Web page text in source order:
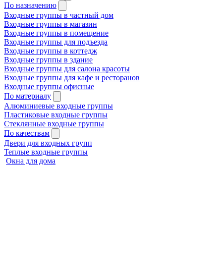
По назначению
Входные группы в частный дом
Входные группы в магазин
Входные группы в помещение
Входные группы для подъезда
Входные группы в коттедж
Входные группы в здание
Входные группы для салона красоты
Входные группы для кафе и ресторанов
Входные группы офисные
По материалу
Алюминиевые входные группы
Пластиковые входные группы
Стеклянные входные группы
По качествам
Двери для входных групп
Теплые входные группы
Окна для дома